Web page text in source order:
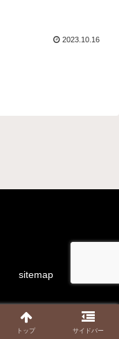
2023.10.16
sitemap
Reserved.
トップ サイドバー